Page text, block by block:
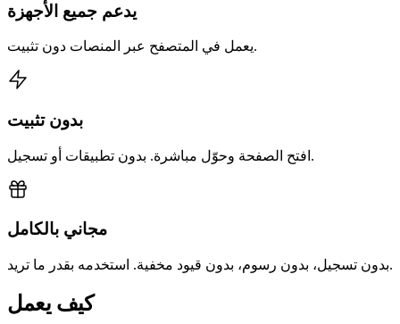
يدعم جميع الأجهزة
يعمل في المتصفح عبر المنصات دون تثبيت.
بدون تثبيت
افتح الصفحة وحوّل مباشرة. بدون تطبيقات أو تسجيل.
مجاني بالكامل
بدون تسجيل، بدون رسوم، بدون قيود مخفية. استخدمه بقدر ما تريد.
كيف يعمل